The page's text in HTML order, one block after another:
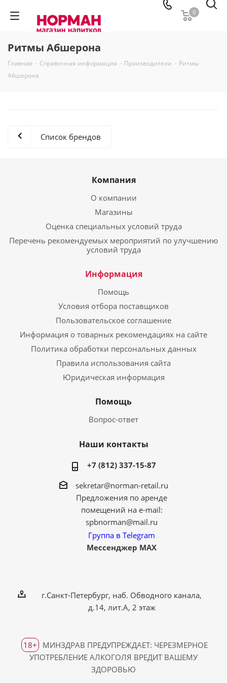
0
Ритмы Абшерона
Главная - Справочная информация - Производители - Ритмы
Абшерона
Список брендов
Компания
О компании
Магазины
Оценка специальных условий труда
Перечень рекомендуемых мероприятий по улучшению
условий труда
Информация
Помощь
Условия отбора поставщиков
Пользовательское соглашение
Информация о товарных рекомендациях на сайте
Политика обработки персональных данных
Правила использования сайта
Юридическая информация
Помощь
Вопрос-ответ
Наши контакты
+7 (812) 337-15-87
sekretar@norman-retail.ru
Предложения по аренде
помещений на e-mail:
spbnorman@mail.ru
Группа в Telegram
Мессенджер MAX
г.Санкт-Петербург, наб. Обводного канала,
д.14, лит.А, 2 этаж
18+
МИНЗДРАВ ПРЕДУПРЕЖДАЕТ: ЧЕРЕЗМЕРНОЕ
УПОТРЕБЛЕНИЕ АЛКОГОЛЯ ВРЕДИТ ВАШЕМУ
ЗДОРОВЬЮ